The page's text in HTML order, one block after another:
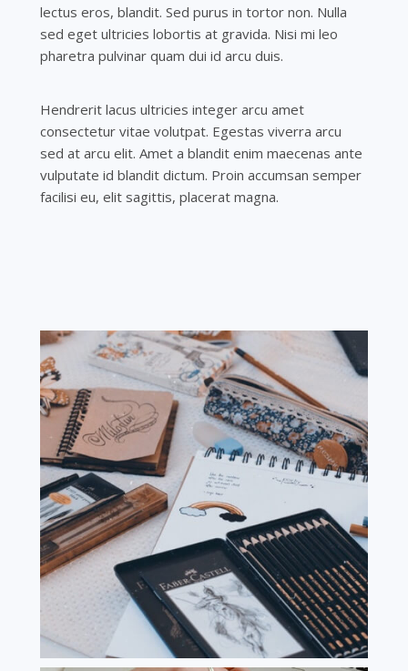
lectus eros, blandit. Sed purus in tortor non. Nulla
sed eget ultricies lobortis at gravida. Nisi mi leo
pharetra pulvinar quam dui id arcu duis.
Hendrerit lacus ultricies integer arcu amet
consectetur vitae volutpat. Egestas viverra arcu
sed at arcu elit. Amet a blandit enim maecenas ante
vulputate id blandit dictum. Proin accumsan semper
facilisi eu, elit sagittis, placerat magna.